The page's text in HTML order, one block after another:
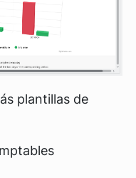
plantillas de